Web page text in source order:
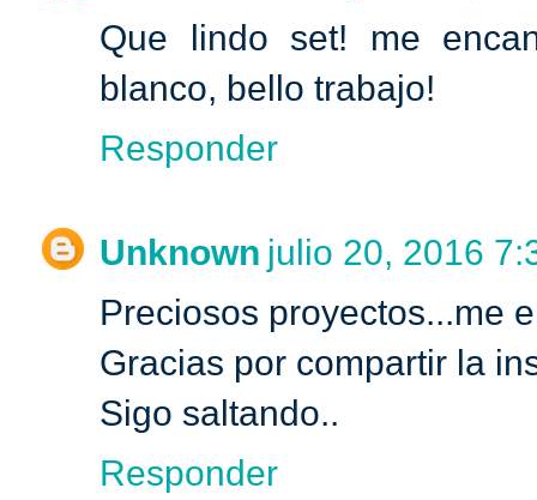
Que lindo set! me
blanco, bello trabajo!
Responder
Unknown julio 20, 2016
Preciosos proyectos...me
Gracias por compartir la
Sigo saltando..
Responder